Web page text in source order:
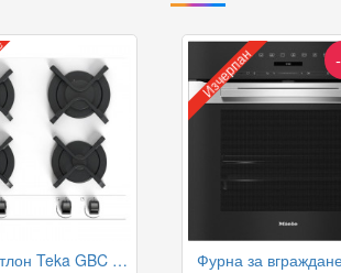
Газов котлон Teka GBC 64001 KBN WHITE
Изчерпан